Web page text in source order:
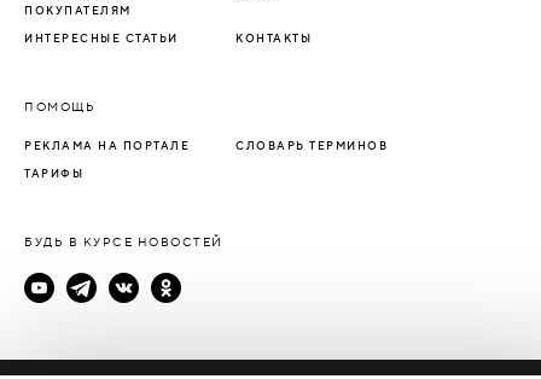
ПОКУПАТЕЛЯМ
ИНТЕРЕСНЫЕ СТАТЬИ КОНТАКТЫ
ПОМОЩЬ
РЕКЛАМА НА ПОРТАЛЕ СЛОВАРЬ ТЕРМИНОВ
ТАРИФЫ
БУДЬ В КУРСЕ НОВОСТЕЙ